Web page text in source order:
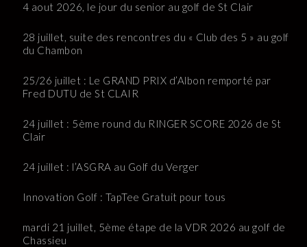
4 aout 2026, le jour du senior au golf de St Clair
28 juillet, suite des rencontres du « Club des 5 » au golf
du Chambon
25/26 juillet : Le GRAND PRIX d’Albon remporté par
Fred DUTU de St CLAIR
24 juillet : 5ème round du RINGER SCORE 2026 de St
Clair
24 juillet : l’ASGRA au Golf du Verger
Innovation Golf : TapTee Gratuit pour tous
mardi 21 juillet, 5ème étape de la VDR 2026 au golf de
Chassieu